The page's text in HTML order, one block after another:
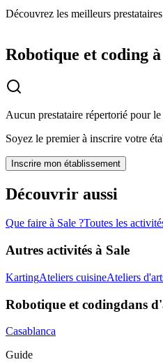
Découvrez les meilleurs
Robotique et coding à
Aucun prestataire répertorié pour
Soyez le premier à inscrire votre
Inscrire mon établissement
Découvrir aussi
Que faire à Sale ?Toutes les
Autres activités à Sale
KartingAteliers cuisineAteliers
Robotique et codingdans
Casablanca
Guide